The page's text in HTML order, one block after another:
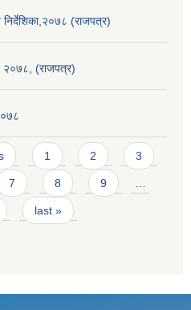
(राजपत्र)
२०७८, (राजपत्र)
1 2 3
7 8 9
last »